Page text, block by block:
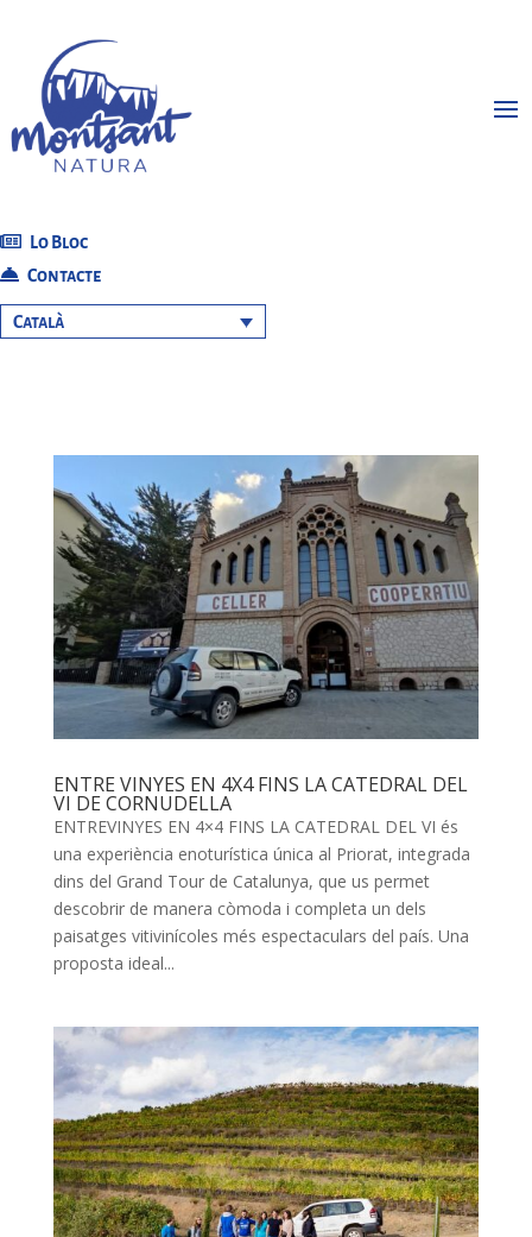
Lo Bloc
Contacte
Català
ENTRE VINYES EN 4X4 FINS LA CATEDRAL DEL
VI DE CORNUDELLA
ENTREVINYES EN 4×4 FINS LA CATEDRAL DEL VI és
una experiència enoturística única al Priorat, integrada
dins del Grand Tour de Catalunya, que us permet
descobrir de manera còmoda i completa un dels
paisatges vitivinícoles més espectaculars del país. Una
proposta ideal...